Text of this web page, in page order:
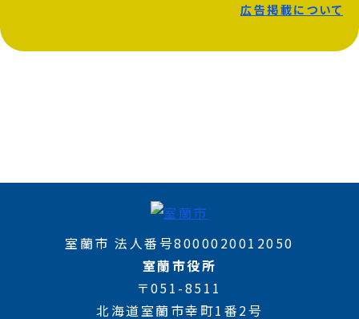
広告掲載について
室蘭市 法人番号8000020012050
室蘭市役所
〒051-8511
北海道室蘭市幸町1番2号